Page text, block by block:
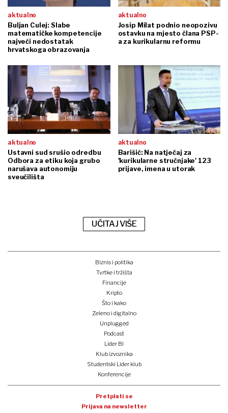
aktualno
Buljan Culej: Slabe
matematičke kompetencije
najveći nedostatak
hrvatskoga obrazovanja
aktualno
Josip Milat podnio neopozivu
ostavku na mjesto člana PSP-
a za kurikularnu reformu
aktualno
Ustavni sud srušio odredbu
Odbora za etiku koja grubo
narušava autonomiju
sveučilišta
aktualno
Barišić: Na natječaj za
'kurikularne stručnjake' 123
prijave, imena u utorak
UČITAJ VIŠE
Biznis i politika
Tvrtke i tržišta
Financije
Kripto
Što i kako
Zeleno i digitalno
Unplugged
Podcast
Lider BI
Klub izvoznika
Studentski Lider klub
Konferencije
Pretplati se
Prijava na newsletter